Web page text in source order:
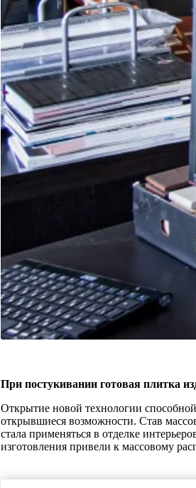
При постукивании готовая плитка
Открытие новой технологии
открывшиеся возможности. Став
стала применяться в отделке
изготовления привели к массовому